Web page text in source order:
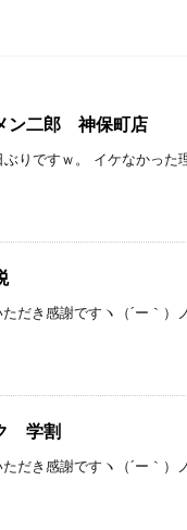
ン二郎 神保町店
ぶりですｗ。 イケなかっ
だき感謝ですヽ（´ー｀
学割
だき感謝ですヽ（´ー｀